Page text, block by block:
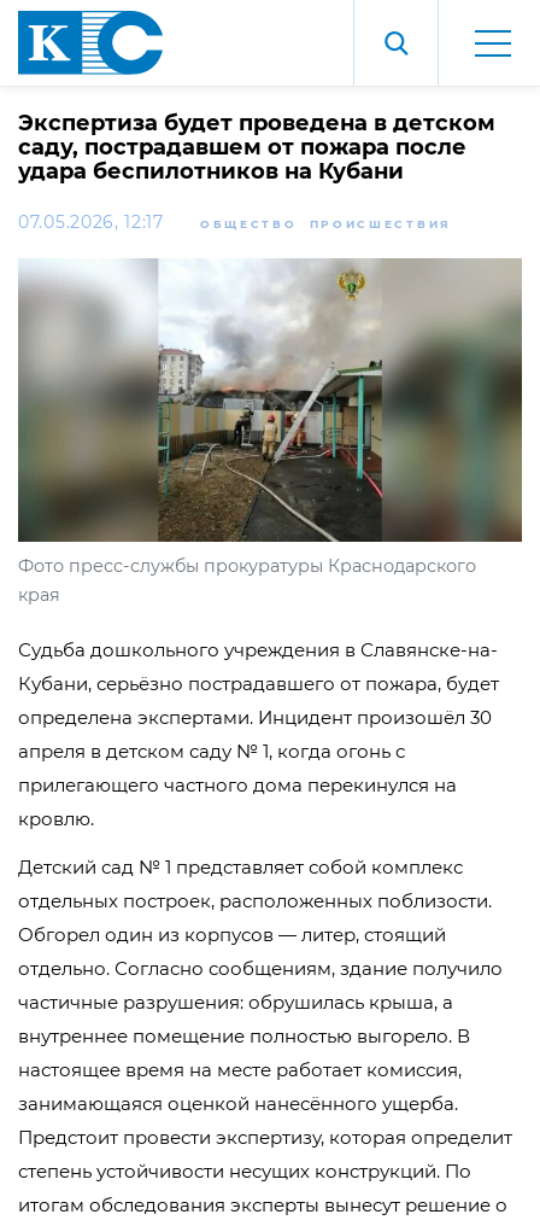
Экспертиза будет проведена в детском
саду, пострадавшем от пожара после
удара беспилотников на Кубани
07.05.2026, 12:17 ОБЩЕСТВО ПРОИСШЕСТВИЯ
Фото пресс-службы прокуратуры Краснодарского
края
Судьба дошкольного учреждения в Славянске-на-
Кубани, серьёзно пострадавшего от пожара, будет
определена экспертами. Инцидент произошёл 30
апреля в детском саду № 1, когда огонь с
прилегающего частного дома перекинулся на
кровлю.
Детский сад № 1 представляет собой комплекс
отдельных построек, расположенных поблизости.
Обгорел один из корпусов — литер, стоящий
отдельно. Согласно сообщениям, здание получило
частичные разрушения: обрушилась крыша, а
внутреннее помещение полностью выгорело. В
настоящее время на месте работает комиссия,
занимающаяся оценкой нанесённого ущерба.
Предстоит провести экспертизу, которая определит
степень устойчивости несущих конструкций. По
итогам обследования эксперты вынесут решение о